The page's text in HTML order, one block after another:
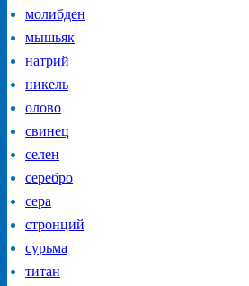
молибден
мышьяк
натрий
никель
олово
свинец
селен
серебро
сера
стронций
сурьма
титан